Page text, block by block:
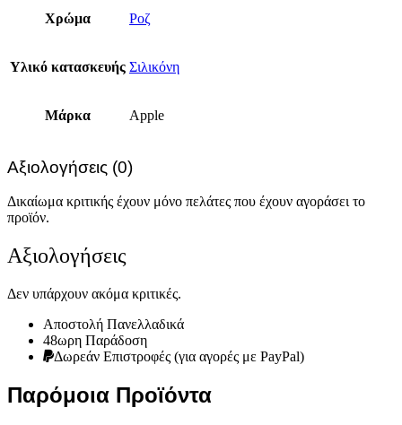
Χρώμα Ροζ
Υλικό κατασκευής Σιλικόνη
Μάρκα Apple
Αξιολογήσεις (0)
Δικαίωμα κριτικής έχουν μόνο πελάτες που έχουν αγοράσει το
προϊόν.
Αξιολογήσεις
Δεν υπάρχουν ακόμα κριτικές.
Αποστολή Πανελλαδικά
48ωρη Παράδοση
Δωρεάν Eπιστροφές (για αγορές με PayPal)
Παρόμοια Προϊόντα